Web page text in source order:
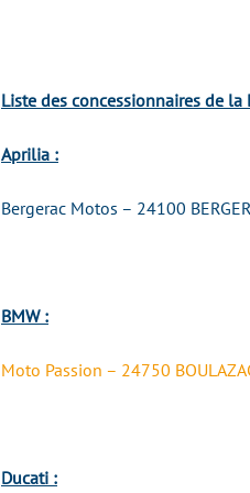
Liste des concessionnaires de la
Aprilia :
Bergerac Motos – 24100
BMW :
Moto Passion – 24750
Ducati :